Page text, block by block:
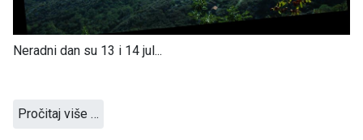
Neradni dan su 13 i 14 jul...
Pročitaj više …